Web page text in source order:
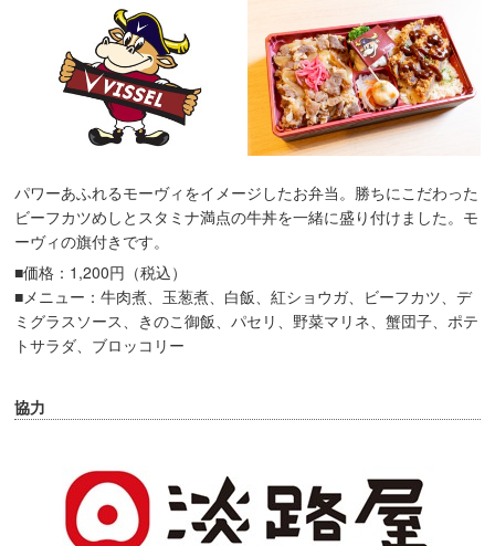
パワーあふれるモーヴィをイメージしたお弁当。勝ちにこだわった
ビーフカツめしとスタミナ満点の牛丼を一緒に盛り付けました。モ
ーヴィの旗付きです。
■価格：1,200円（税込）
■メニュー：牛肉煮、玉葱煮、白飯、紅ショウガ、ビーフカツ、デ
ミグラスソース、きのこ御飯、パセリ、野菜マリネ、蟹団子、ポテ
トサラダ、ブロッコリー
協力